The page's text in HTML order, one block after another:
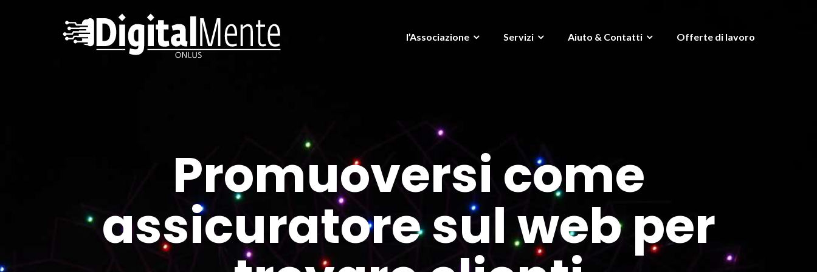
l’Associazione Servizi Aiuto & Contatti Offerte di lavoro
Promuoversi come
assicuratore sul web per